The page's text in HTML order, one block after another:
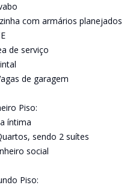
com armários planejados
de serviço
de garagem
Piso:
íntima
sendo 2 suítes
social
Piso: